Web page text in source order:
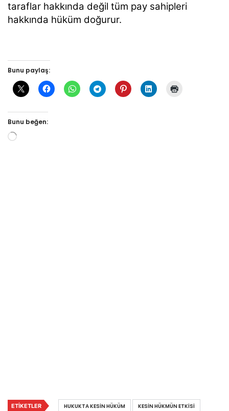
taraflar hakkında değil tüm pay sahipleri
hakkında hüküm doğurur.
Bunu paylaş:
Bunu beğen:
ETIKETLER HUKUKTA KESIN HÜKÜM
KESIN HÜKMÜN ETKISI